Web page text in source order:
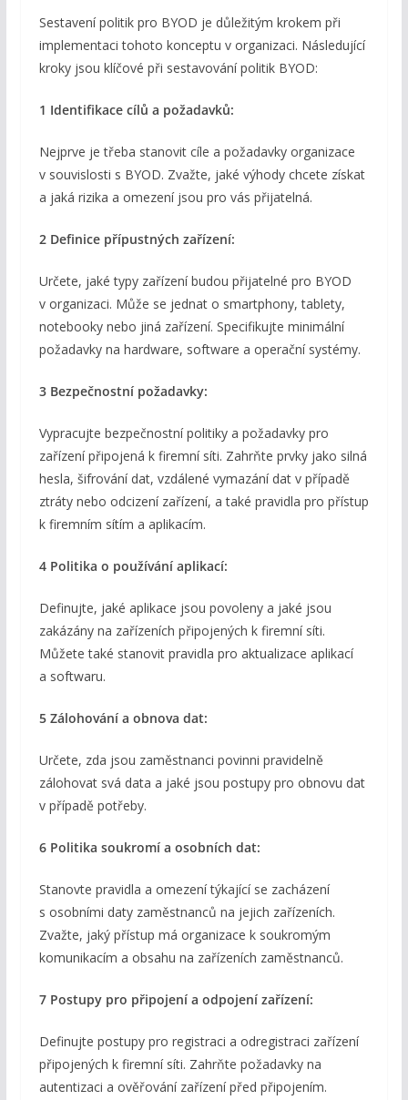
Sestavení politik pro BYOD je důležitým krokem při
implementaci tohoto konceptu v organizaci. Následující
kroky jsou klíčové při sestavování politik BYOD:
1 Identifikace cílů a požadavků:
Nejprve je třeba stanovit cíle a požadavky organizace
v souvislosti s BYOD. Zvažte, jaké výhody chcete získat
a jaká rizika a omezení jsou pro vás přijatelná.
2 Definice přípustných zařízení:
Určete, jaké typy zařízení budou přijatelné pro BYOD
v organizaci. Může se jednat o smartphony, tablety,
notebooky nebo jiná zařízení. Specifikujte minimální
požadavky na hardware, software a operační systémy.
3 Bezpečnostní požadavky:
Vypracujte bezpečnostní politiky a požadavky pro
zařízení připojená k firemní síti. Zahrňte prvky jako silná
hesla, šifrování dat, vzdálené vymazání dat v případě
ztráty nebo odcizení zařízení, a také pravidla pro přístup
k firemním sítím a aplikacím.
4 Politika o používání aplikací:
Definujte, jaké aplikace jsou povoleny a jaké jsou
zakázány na zařízeních připojených k firemní síti.
Můžete také stanovit pravidla pro aktualizace aplikací
a softwaru.
5 Zálohování a obnova dat:
Určete, zda jsou zaměstnanci povinni pravidelně
zálohovat svá data a jaké jsou postupy pro obnovu dat
v případě potřeby.
6 Politika soukromí a osobních dat:
Stanovte pravidla a omezení týkající se zacházení
s osobními daty zaměstnanců na jejich zařízeních.
Zvažte, jaký přístup má organizace k soukromým
komunikacím a obsahu na zařízeních zaměstnanců.
7 Postupy pro připojení a odpojení zařízení:
Definujte postupy pro registraci a odregistraci zařízení
připojených k firemní síti. Zahrňte požadavky na
autentizaci a ověřování zařízení před připojením.